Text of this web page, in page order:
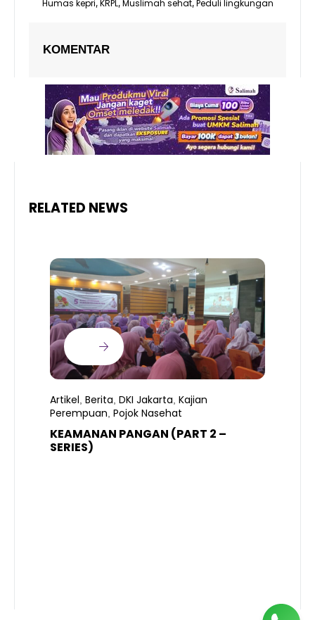
Humas kepri, KRPL, Muslimah sehat, Peduli lingkungan
KOMENTAR
RELATED NEWS
Artikel Berita DKI Jakarta Kajian
Perempuan Pojok Nasehat
KEAMANAN PANGAN (PART 2 –
SERIES)